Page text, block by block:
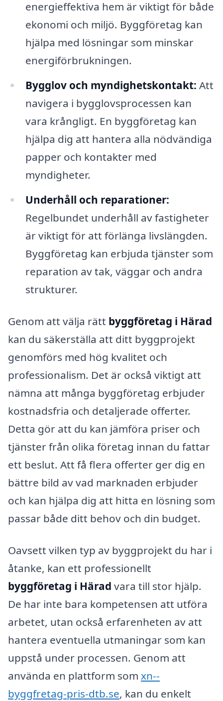
energieffektiva hem är viktigt för både
ekonomi och miljö. Byggföretag kan
hjälpa med lösningar som minskar
energiförbrukningen.
Bygglov och myndighetskontakt: Att
navigera i bygglovsprocessen kan
vara krångligt. En byggföretag kan
hjälpa dig att hantera alla nödvändiga
papper och kontakter med
myndigheter.
Underhåll och reparationer:
Regelbundet underhåll av fastigheter
är viktigt för att förlänga livslängden.
Byggföretag kan erbjuda tjänster som
reparation av tak, väggar och andra
strukturer.
Genom att välja rätt byggföretag i Härad
kan du säkerställa att ditt byggprojekt
genomförs med hög kvalitet och
professionalism. Det är också viktigt att
nämna att många byggföretag erbjuder
kostnadsfria och detaljerade offerter.
Detta gör att du kan jämföra priser och
tjänster från olika företag innan du fattar
ett beslut. Att få flera offerter ger dig en
bättre bild av vad marknaden erbjuder
och kan hjälpa dig att hitta en lösning som
passar både ditt behov och din budget.
Oavsett vilken typ av byggprojekt du har i
åtanke, kan ett professionellt
byggföretag i Härad vara till stor hjälp.
De har inte bara kompetensen att utföra
arbetet, utan också erfarenheten av att
hantera eventuella utmaningar som kan
uppstå under processen. Genom att
använda en plattform som xn--
byggfretag-pris-dtb.se, kan du enkelt